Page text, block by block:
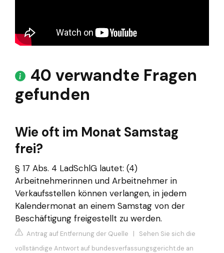
40 verwandte Fragen
gefunden
Wie oft im Monat Samstag
frei?
§ 17 Abs. 4 LadSchlG lautet: (4)
Arbeitnehmerinnen und Arbeitnehmer in
Verkaufsstellen können verlangen, in jedem
Kalendermonat an einem Samstag von der
Beschäftigung freigestellt zu werden.
Antrag auf Entfernung der Quelle | Sehen Sie sich die
vollständige Antwort auf bundesverfassungsgericht.de an